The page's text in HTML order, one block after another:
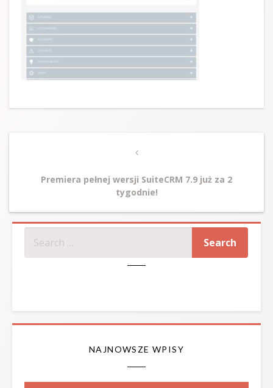
Previous
Premiera pełnej wersji SuiteCRM 7.9 już za 2
tygodnie!
NAJNOWSZE WPISY